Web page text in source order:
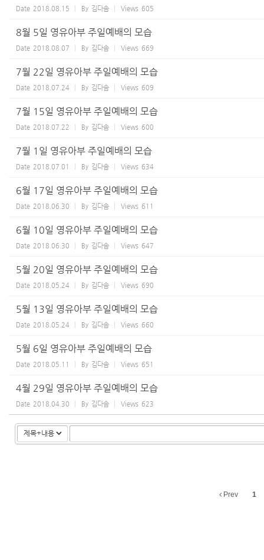
Date 2018.08.15 By 김다솜 Views 605
8월 5일 영유아부 주일예배의 모습
Date 2018.08.07 By 김다솜 Views 669
7월 22일 영유아부 주일예배의 모습
Date 2018.07.24 By 김다솜 Views 609
7월 15일 영유아부 주일예배의 모습
Date 2018.07.22 By 김다솜 Views 600
7월 1일 영유아부 주일예배의 모습
Date 2018.07.01 By 김다솜 Views 634
6월 17일 영유아부 주일예배의 모습
Date 2018.06.30 By 김다솜 Views 611
6월 10일 영유아부 주일예배의 모습
Date 2018.06.30 By 김다솜 Views 647
5월 20일 영유아부 주일예배의 모습
Date 2018.05.24 By 김다솜 Views 690
5월 13일 영유아부 주일예배의 모습
Date 2018.05.24 By 김다솜 Views 660
5월 6일 영유아부 주일예배의 모습
Date 2018.05.11 By 김다솜 Views 651
4월 29일 영유아부 주일예배의 모습
Date 2018.04.30 By 김다솜 Views 623
Prev 1